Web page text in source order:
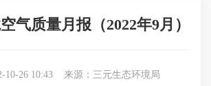
气质量月报（2022年9月）
10-26 10:43 来源：三元生态环境局